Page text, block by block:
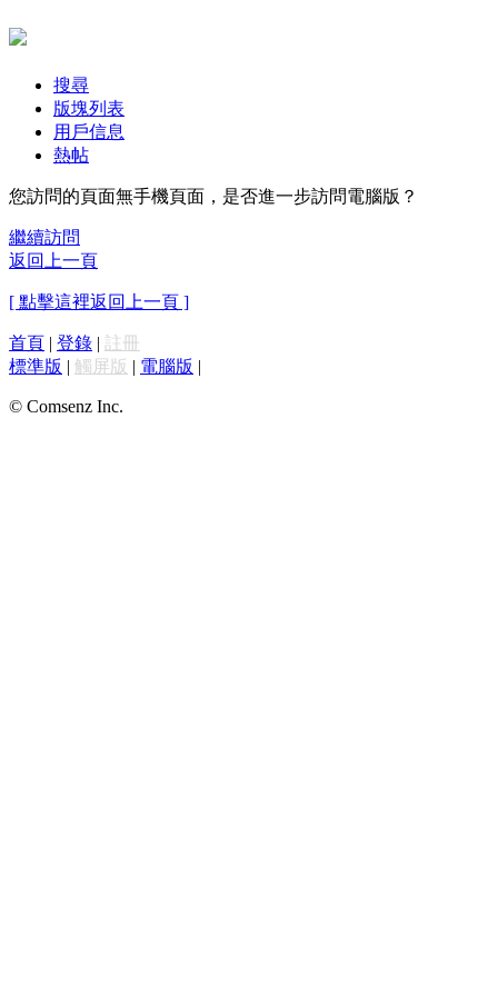
搜尋
版塊列表
用戶信息
熱帖
您訪問的頁面無手機頁面，是否進一步訪問電腦版？
繼續訪問
返回上一頁
[ 點擊這裡返回上一頁 ]
首頁 | 登錄 | 註冊
標準版 | 觸屏版 | 電腦版 |
© Comsenz Inc.